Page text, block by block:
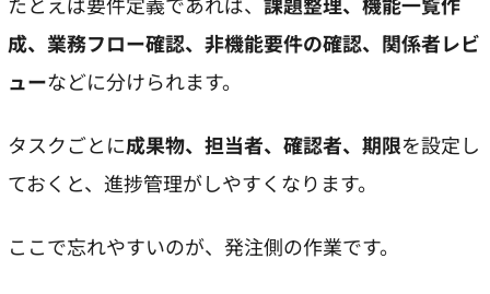
成、業務フロー確認、非機能要件の確認、関係者レビ
ューなどに分けられます。
タスクごとに成果物、担当者、確認者、期限を設定し
ておくと、進捗管理がしやすくなります。
ここで忘れやすいのが、発注側の作業です。